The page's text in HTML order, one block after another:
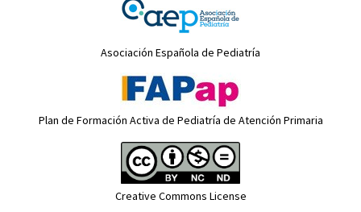
Asociación Española de Pediatría
Plan de Formación Activa de Pediatría de Atención Primaria
Creative Commons License